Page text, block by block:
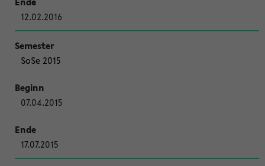
12.02.2016
SoSe 2015
07.04.2015
17.07.2015